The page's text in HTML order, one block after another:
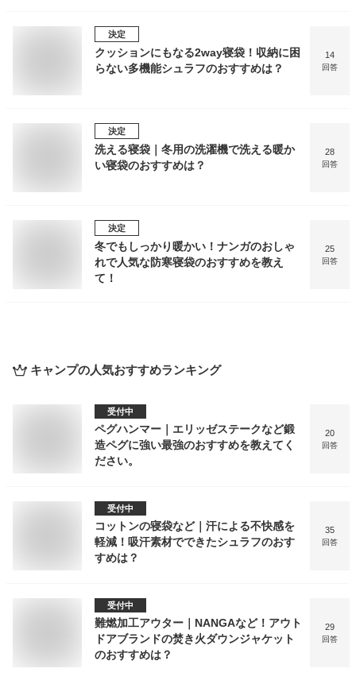
決定
クッションにもなる2way寝袋！収納に困
らない多機能シュラフのおすすめは？
14
回答
決定
洗える寝袋｜冬用の洗濯機で洗える暖か
い寝袋のおすすめは？
28
回答
決定
冬でもしっかり暖かい！ナンガのおしゃ
れで人気な防寒寝袋のおすすめを教え
て！
25
回答
キャンプの人気おすすめランキング
受付中
ペグハンマー｜エリッゼステークなど鍛
造ペグに強い最強のおすすめを教えてく
ださい。
20
回答
受付中
コットンの寝袋など｜汗による不快感を
軽減！吸汗素材でできたシュラフのおす
すめは？
35
回答
受付中
難燃加工アウター｜NANGAなど！アウト
ドアブランドの焚き火ダウンジャケット
のおすすめは？
29
回答